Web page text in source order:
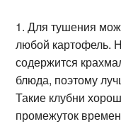
Для тушения
любой картофель.
содержится
блюда, поэтому
Такие клубни
промежуток